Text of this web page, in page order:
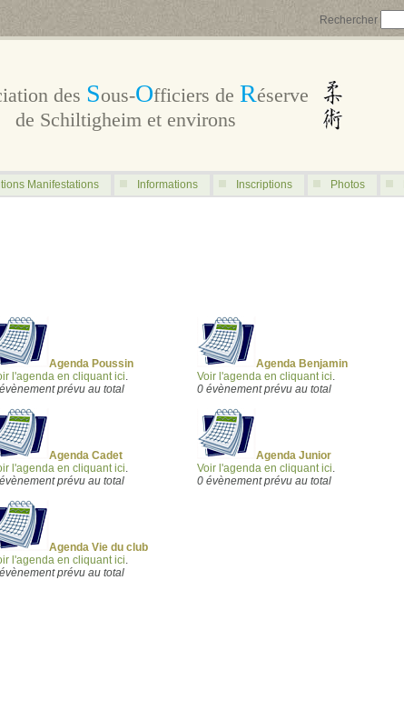
Rechercher
des Sous-Officiers de Réserve
de Schiltigheim et environs
Manifestations Informations Inscriptions Photos
Agenda Poussin
Agenda Benjamin
l'agenda en cliquant ici.
prévu au total
Voir l'agenda en cliquant ici.
0 évènement prévu au total
Agenda Cadet
Agenda Junior
l'agenda en cliquant ici.
prévu au total
Voir l'agenda en cliquant ici.
0 évènement prévu au total
Agenda Vie du club
l'agenda en cliquant ici.
prévu au total